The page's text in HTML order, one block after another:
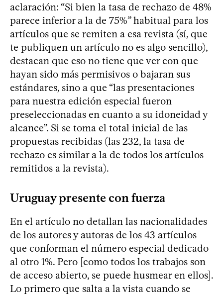
aclaración: “Si bien la tasa de rechazo de 48%
parece inferior a la de 75%” habitual para los
artículos que se remiten a esa revista (sí, que
te publiquen un artículo no es algo sencillo),
destacan que eso no tiene que ver con que
hayan sido más permisivos o bajaran sus
estándares, sino a que “las presentaciones
para nuestra edición especial fueron
preseleccionadas en cuanto a su idoneidad y
alcance”. Si se toma el total inicial de las
propuestas recibidas (las 232, la tasa de
rechazo es similar a la de todos los artículos
remitidos a la revista).
Uruguay presente con fuerza
En el artículo no detallan las nacionalidades
de los autores y autoras de los 43 artículos
que conforman el número especial dedicado
al otro 1%. Pero [como todos los trabajos son
de acceso abierto, se puede husmear en ellos].
Lo primero que salta a la vista cuando se